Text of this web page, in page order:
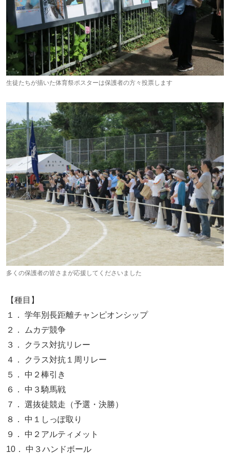
生徒たちが描いた体育祭ポスターは保護者の方々投票します
多くの保護者の皆さまが応援してくださいました
【種目】
１． 学年別長距離チャンピオンシップ
２． ムカデ競争
３． クラス対抗リレー
４． クラス対抗１周リレー
５． 中２棒引き
６． 中３騎馬戦
７． 選抜徒競走（予選・決勝）
８． 中１しっぽ取り
９． 中２アルティメット
10． 中３ハンドボール